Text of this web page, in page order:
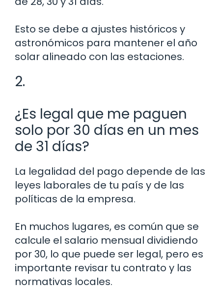
Esto se debe a ajustes históricos y
astronómicos para mantener el año
solar alineado con las estaciones.
2.
¿Es legal que me paguen
solo por 30 días en un mes
de 31 días?
La legalidad del pago depende de las
leyes laborales de tu país y de las
políticas de la empresa.
En muchos lugares, es común que se
calcule el salario mensual dividiendo
por 30, lo que puede ser legal, pero es
importante revisar tu contrato y las
normativas locales.